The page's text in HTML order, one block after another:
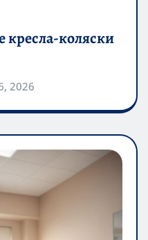
кресла-коляски
2026